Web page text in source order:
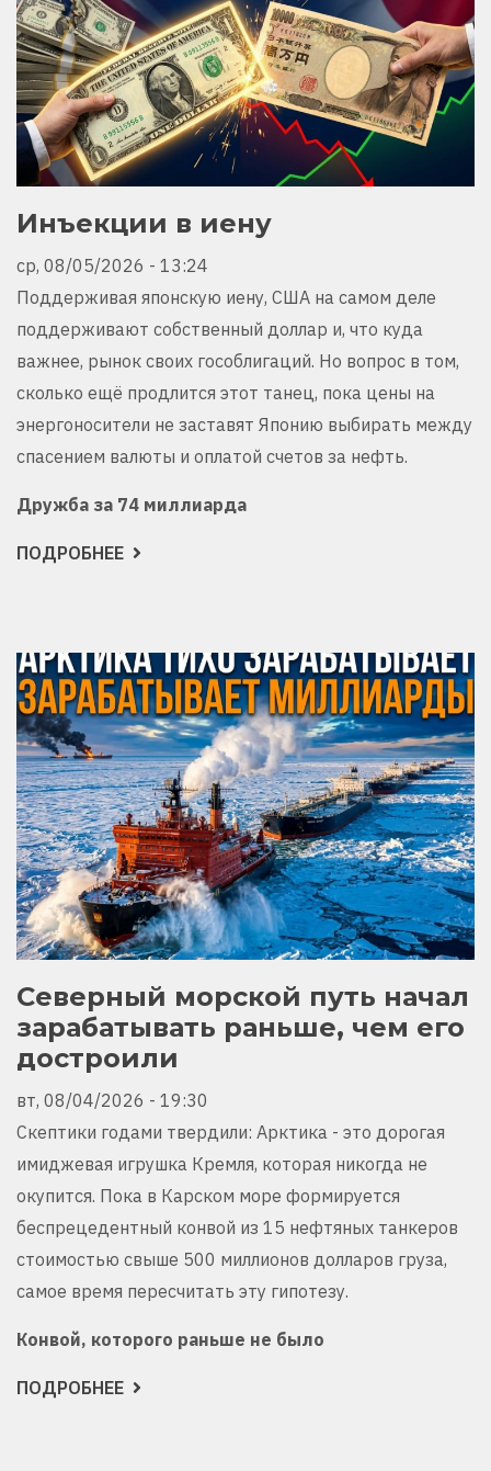
Инъекции в иену
ср, 08/05/2026 - 13:24
Поддерживая японскую иену, США на самом деле
поддерживают собственный доллар и, что куда
важнее, рынок своих гособлигаций. Но вопрос в том,
сколько ещё продлится этот танец, пока цены на
энергоносители не заставят Японию выбирать между
спасением валюты и оплатой счетов за нефть.
Дружба за 74 миллиарда
ПОДРОБНЕЕ О
Северный морской путь начал
зарабатывать раньше, чем его
достроили
вт, 08/04/2026 - 19:30
Скептики годами твердили: Арктика - это дорогая
имиджевая игрушка Кремля, которая никогда не
окупится. Пока в Карском море формируется
беспрецедентный конвой из 15 нефтяных танкеров
стоимостью свыше 500 миллионов долларов груза,
самое время пересчитать эту гипотезу.
Конвой, которого раньше не было
ПОДРОБНЕЕ О